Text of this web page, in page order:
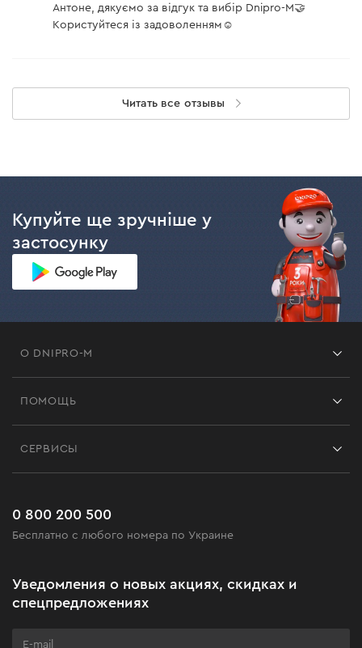
Антоне, дякуємо за відгук та вибір Dnipro-M🤝
Користуйтеся із задоволенням☺️
Читать все отзывы
Купуйте ще зручніше у
застосунку
О DNIPRO-M
Черная пятница
ПОМОЩЬ
Часто задаваемые вопросы
СЕРВИСЫ
0 800 200 500
Бесплатно с любого номера по Украине
Уведомления о новых акциях, скидках и
спецпредложениях